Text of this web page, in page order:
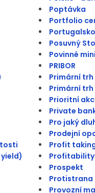
Poptávka
Portfolio
Posuvný
Povinné
PRIBOR
Primární trh
Primární
Prioritní
Private
Pro jaký
Prodejní
Profit
Profitability
Prospekt
Protistrana
Provozní